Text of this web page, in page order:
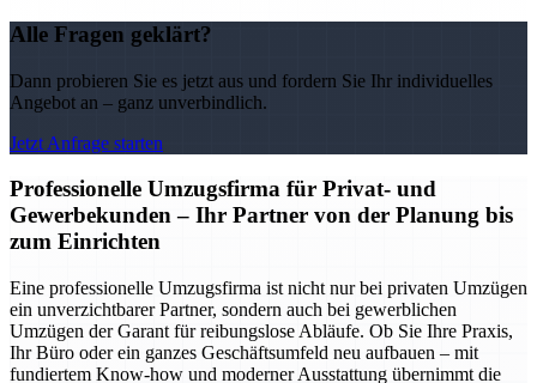
Alle Fragen geklärt?
Dann probieren Sie es jetzt aus und fordern Sie Ihr individuelles
Angebot an – ganz unverbindlich.
Jetzt Anfrage starten
Professionelle Umzugsfirma für Privat- und
Gewerbekunden – Ihr Partner von der Planung bis
zum Einrichten
Eine professionelle Umzugsfirma ist nicht nur bei privaten Umzügen
ein unverzichtbarer Partner, sondern auch bei gewerblichen
Umzügen der Garant für reibungslose Abläufe. Ob Sie Ihre Praxis,
Ihr Büro oder ein ganzes Geschäftsumfeld neu aufbauen – mit
fundiertem Know-how und moderner Ausstattung übernimmt die